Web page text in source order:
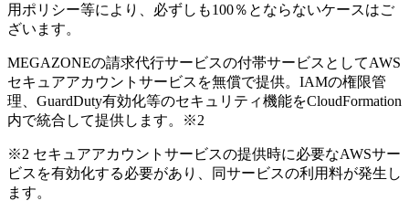
用ポリシー等により、必ずしも100％とならないケースはご
ざいます。
MEGAZONEの請求代行サービスの付帯サービスとしてAWS
セキュアアカウントサービスを無償で提供。IAMの権限管
理、GuardDuty有効化等のセキュリティ機能をCloudFormation
内で統合して提供します。
※2
※2 セキュアアカウントサービスの提供時に必要なAWSサー
ビスを有効化する必要があり、同サービスの利用料が発生し
ます。